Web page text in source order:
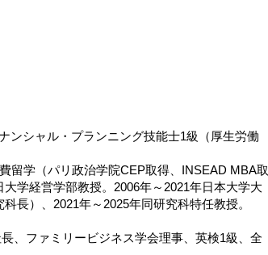
ンシャル・プランニング技能士1級（厚生労働
留学（パリ政治学院CEP取得、INSEAD MBA取
学経営学部教授。2006年～2021年日本大学大
長）、2021年～2025年同研究科特任教授。
、ファミリービジネス学会理事、英検1級、全